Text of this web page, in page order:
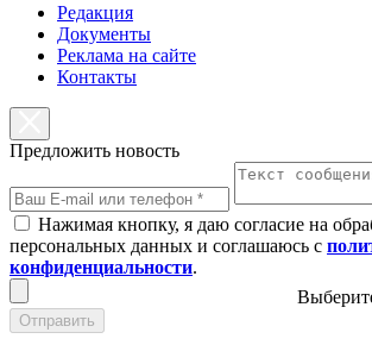
Редакция
Документы
Реклама на сайте
Контакты
Предложить новость
Нажимая кнопку, я даю согласие на
персональных данных и соглашаюсь с
конфиденциальности.
Отправить